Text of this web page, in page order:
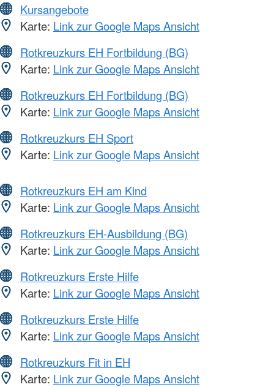
Kursangebote
Karte: Link zur Google Maps Ansicht
Rotkreuzkurs EH Fortbildung (BG)
Karte: Link zur Google Maps Ansicht
Rotkreuzkurs EH Fortbildung (BG)
Karte: Link zur Google Maps Ansicht
Rotkreuzkurs EH Sport
Karte: Link zur Google Maps Ansicht
Rotkreuzkurs EH am Kind
Karte: Link zur Google Maps Ansicht
Rotkreuzkurs EH-Ausbildung (BG)
Karte: Link zur Google Maps Ansicht
Rotkreuzkurs Erste Hilfe
Karte: Link zur Google Maps Ansicht
Rotkreuzkurs Erste Hilfe
Karte: Link zur Google Maps Ansicht
Rotkreuzkurs Fit in EH
Karte: Link zur Google Maps Ansicht